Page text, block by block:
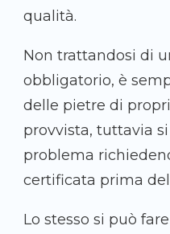
qualità.
Non trattandosi di
obbligatorio, è
delle pietre di
provvista, tuttavia
problema
certificata prima
Lo stesso si può